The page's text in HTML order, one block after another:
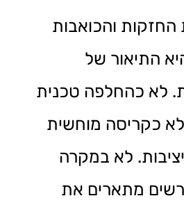
והכואבות
התיאור של
לא כהחלפה טכנית
כקריסה מוחשית
לא במקרה
מתארים את